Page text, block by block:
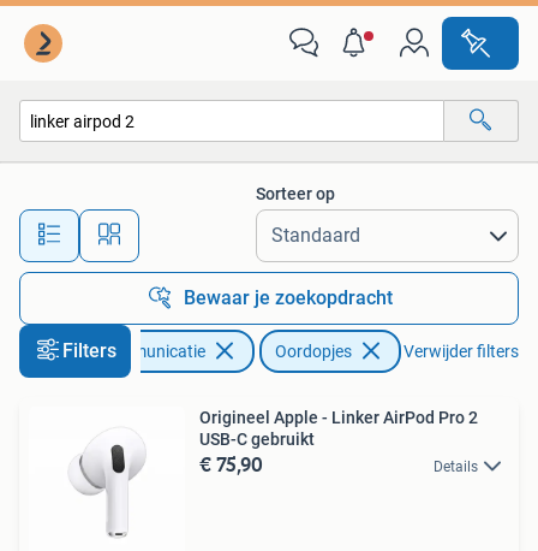
Alle afstanden…
Sorteer op
Bewaar je zoekopdracht
Filters
Telecommunicatie Oordopjes Verwijder filters
Origineel Apple - Linker AirPod Pro 2
USB-C gebruikt
€ 75,90 Details